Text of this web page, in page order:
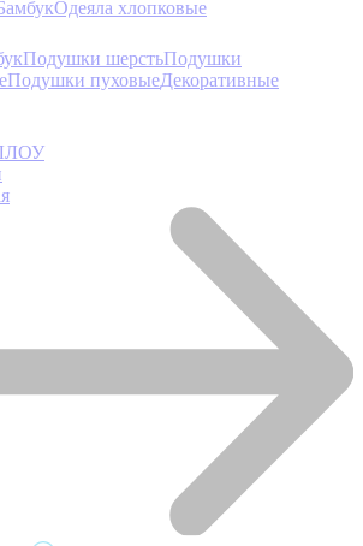
Одеяла хлопковые
Подушки шерстьПодушки
Подушки пуховыеДекоративные